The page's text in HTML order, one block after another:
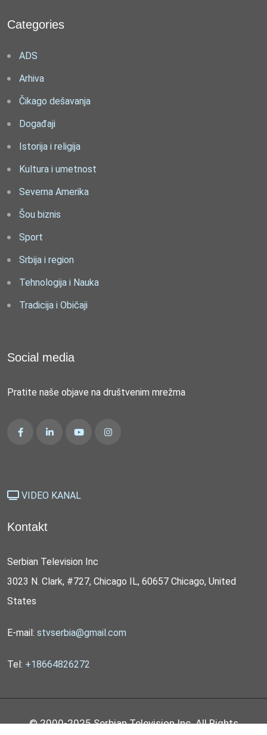
Categories
ADS
Arhiva
Čikago dešavanja
Događaji
Istorija i religija
Kultura i umetnost
Severna Amerika
Šou biznis
Sport
Srbija i region
Tehnologija i Nauka
Tradicija i Običaji
Social media
Pratite naše objave na društvenim mrežma
VIDEO KANAL
Kontakt
Serbian Television Inc
3023 N. Clark, #727, Chicago IL, 60657 Chicago, United
States
E-mail: stvserbia@gmail.com
Tel: +18664826272
© 2000-2025 Serbian Television Inc. All Rights